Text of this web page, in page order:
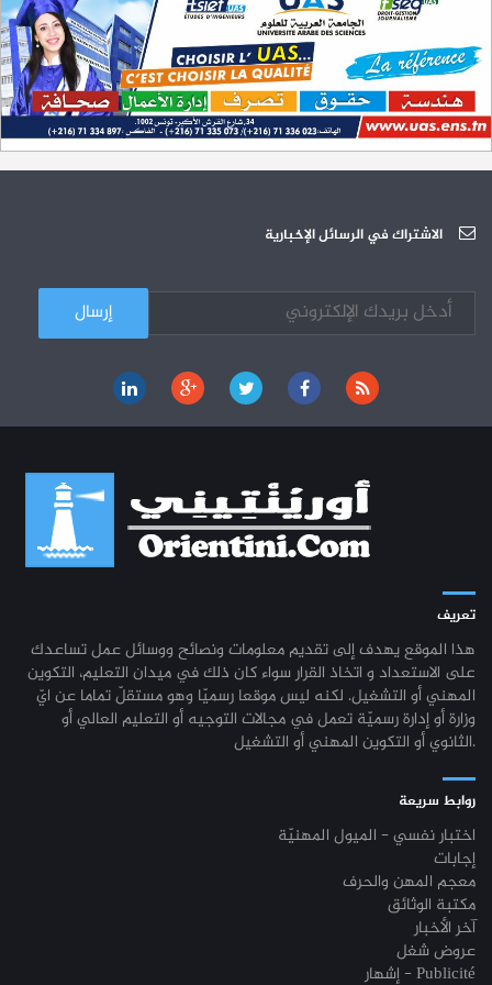
سبتمبر 2023
31-12
L'Université Arabe des Sciences : Avis à tous les étudiant(e)s
12-05 200 منحة لطلبة الطب التونسيين في جامعة هارفارد ‏الأمريكية‏
26-10 الجامعة العربية للعلوم تونس (U.A.S) : عرض لآخر إصدارات دار اليمامة
03-10 الجامعة العربية للعلوم : دورة تكوينية
الاشتراك في الرسائل الإخبارية
تعريف
هذا الموقع يهدف إلى تقديم معلومات ونصائح ووسائل عمل تساعدك
على الاستعداد و اتخاذ القرار سواء كان ذلك في ميدان التعليم، التكوين
المهني أو التشغيل. لكنه ليس موقعا رسميّا وهو مستقلّ تماما عن ايّ
وزارة أو إدارة رسميّة تعمل في مجالات التوجيه أو التعليم العالي أو
الثانوي أو التكوين المهني أو التشغيل.
روابط سريعة
اختبار نفسي - الميول المهنيّة
إجابات
معجم المهن والحرف
مكتبة الوثائق
آخر الأخبار
عروض شغل
إشهار - Publicité